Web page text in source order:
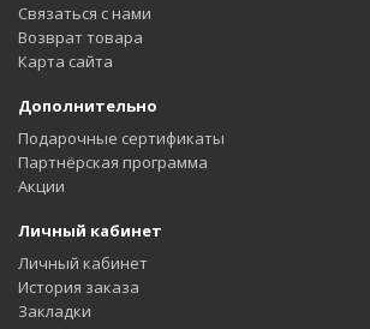
Связаться с нами
Возврат товара
Карта сайта
Дополнительно
Подарочные сертификаты
Партнёрская программа
Акции
Личный кабинет
Личный кабинет
История заказа
Закладки